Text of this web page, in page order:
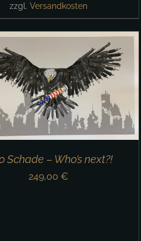
zzgl. Versandkosten
Schade – Who’s next?!
249,00 €
DEN WARENKORB / DETAILS